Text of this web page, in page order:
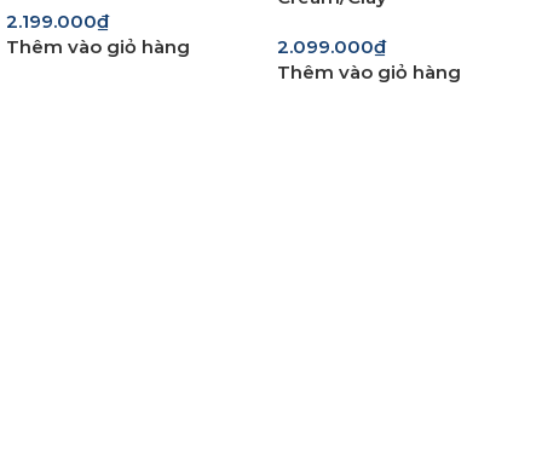
2.199.000₫
Thêm vào giỏ hàng
2.099.000₫
Thêm vào giỏ hàng